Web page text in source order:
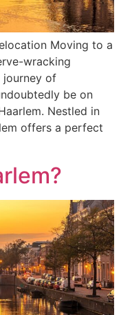
Moving to a
wracking
journey of
be on
Nestled in
offers a perfect